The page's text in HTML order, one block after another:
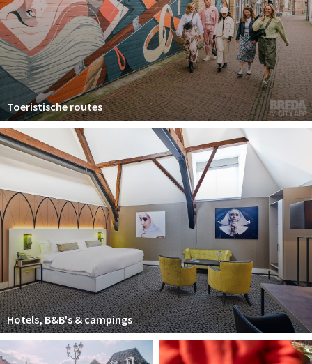
Toeristische routes
Hotels, B&B's & campings